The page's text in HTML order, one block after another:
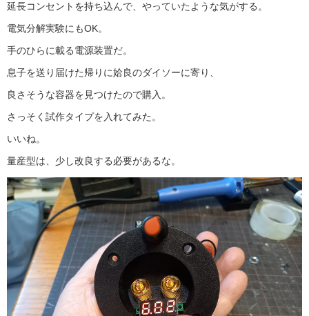
延長コンセントを持ち込んで、やっていたような気がする。
電気分解実験にもOK。
手のひらに載る電源装置だ。
息子を送り届けた帰りに姶良のダイソーに寄り、
良さそうな容器を見つけたので購入。
さっそく試作タイプを入れてみた。
いいね。
量産型は、少し改良する必要があるな。